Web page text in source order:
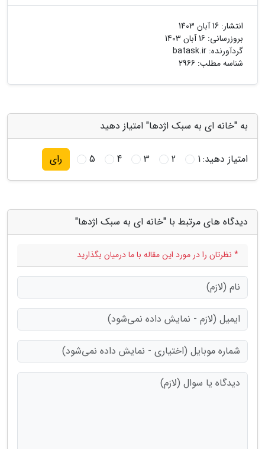
انتشار: 16 آبان 1403
بروزرسانی: 16 آبان 1403
گردآورنده: batask.ir
شناسه مطلب: 2966
به "خانه ای به سبک اژدها" امتیاز دهید
امتیاز دهید:1
2
3
4
5 رای
دیدگاه های مرتبط با "خانه ای به سبک اژدها"
* نظرتان را در مورد این مقاله با ما درمیان بگذارید